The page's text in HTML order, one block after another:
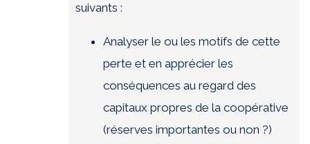
suivants :
Analyser le ou les motifs de cette
perte et en apprécier les
conséquences au regard des
capitaux propres de la coopérative
(réserves importantes ou non ?)